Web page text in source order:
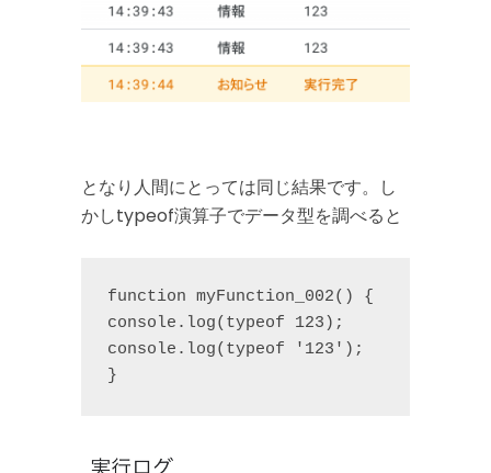
となり人間にとっては同じ結果です。し
かしtypeof演算子でデータ型を調べると
function myFunction_002() {
console.log(typeof 123);
console.log(typeof '123');
}